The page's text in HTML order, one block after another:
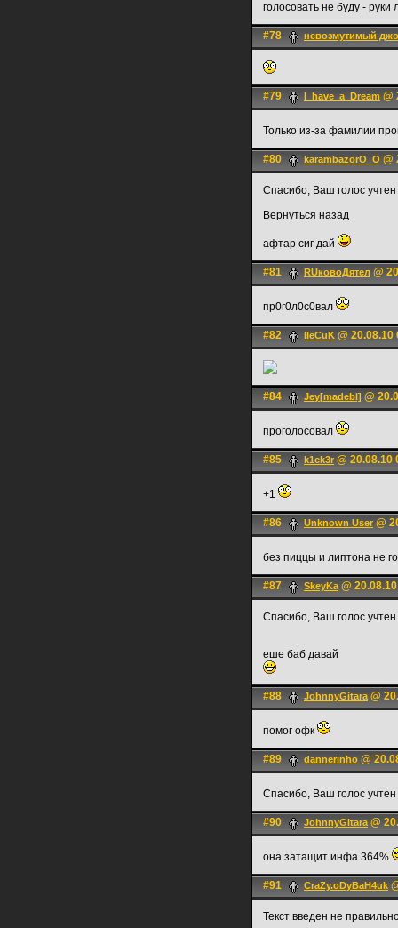
голосовать не буду - руки
#78 невозмутимый джо
#79 I_have_a_Dream @
Только из-за фамилии
#80 karambazorO_O @
Спасибо, Ваш голос учтен
Вернуться назад
афтар сиг дай
#81 RUковоДятел @
пр0г0л0с0вал
#82 IIeCuK @ 20.08.10
#84 Jey[madebl] @
проголосовал
#85 k1ck3r @ 20.08.10
+1
#86 Unknown User @
без пиццы и липтона не
#87 SkeyKa@
Спасибо, Ваш голос учтен
еше баб давай
#88 JohnnyGitara@
помог офк
#89 dannerinho @
Спасибо, Ваш голос учтен
#90 JohnnyGitara@
она затащит инфа 364%
#91 CraZy.oDyBaH4uk
Текст введен не